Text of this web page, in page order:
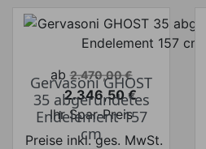
Verkaufspreis
ab 2.470,00 €
Preis
2.346,50 €
Ihr Spar-Preis
Preise inkl. ges. MwSt.
Gervasoni GHOST
35 abgerundetes
Endelement 157
cm